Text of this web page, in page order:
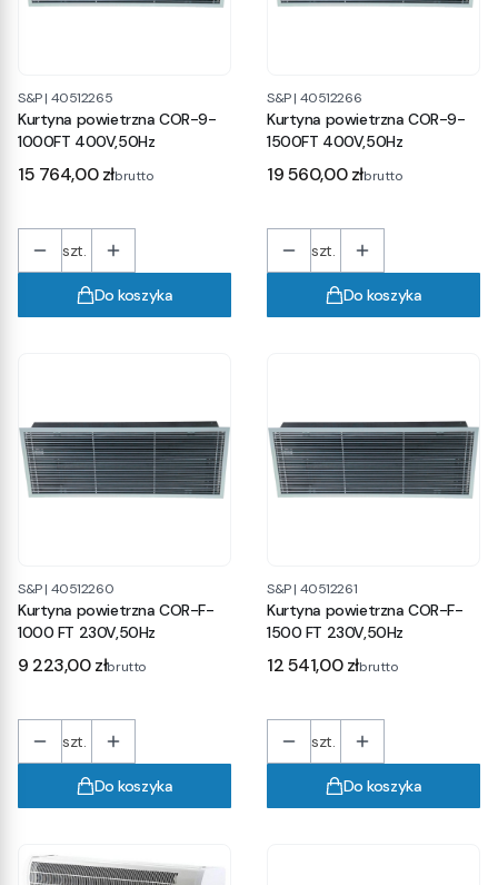
S&P| 40512265
Kurtyna powietrzna COR-9-
1000FT 400V,50Hz
Cena
15 764,00 złbrutto
szt.
Do koszyka
S&P| 40512266
Kurtyna powietrzna COR-9-
1500FT 400V,50Hz
Cena
19 560,00 złbrutto
szt.
Do koszyka
S&P| 40512260
Kurtyna powietrzna COR-F-
1000 FT 230V,50Hz
Cena
9 223,00 złbrutto
szt.
Do koszyka
S&P| 40512261
Kurtyna powietrzna COR-F-
1500 FT 230V,50Hz
Cena
12 541,00 złbrutto
szt.
Do koszyka